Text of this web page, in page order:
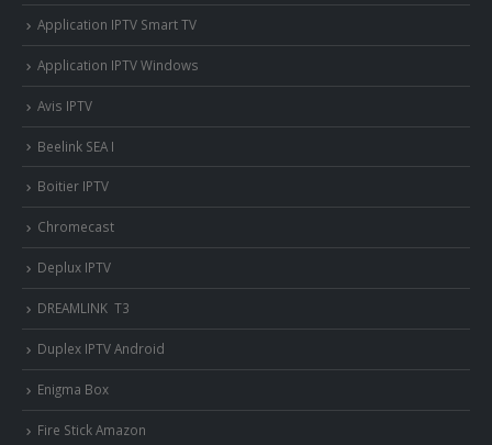
Application IPTV Smart TV
Application IPTV Windows
Avis IPTV
Beelink SEA I
Boitier IPTV
Chromecast
Deplux IPTV
DREAMLINK T3
Duplex IPTV Android
Enigma Box
Fire Stick Amazon